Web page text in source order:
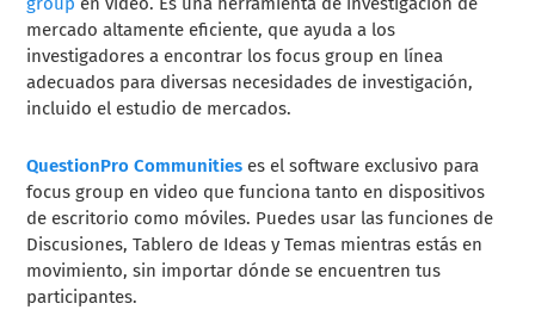
mercado altamente eficiente, que ayuda a los
investigadores a encontrar los focus group en línea
adecuados para diversas necesidades de investigación,
incluido el estudio de mercados.
QuestionPro Communities es el software exclusivo para
focus group en video que funciona tanto en dispositivos
de escritorio como móviles. Puedes usar las funciones de
Discusiones, Tablero de Ideas y Temas mientras estás en
movimiento, sin importar dónde se encuentren tus
participantes.